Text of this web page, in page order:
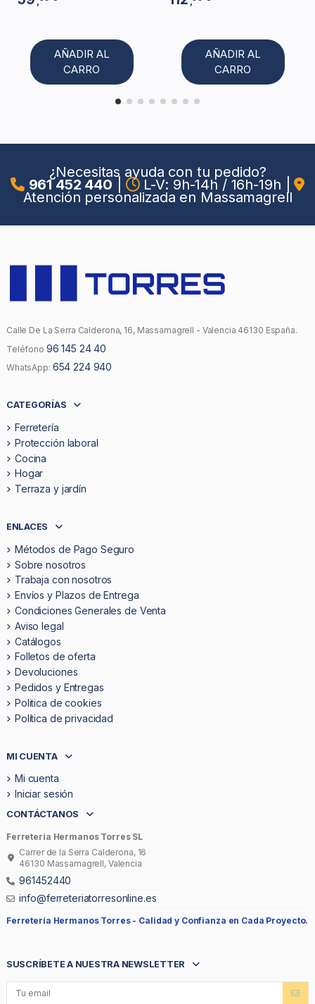
AÑADIR AL
CARRO
AÑADIR AL
CARRO
¿Necesitas ayuda con tu pedido?
961 452 440 L-V: 9h-14h / 16h-19h
Atención personalizada en Massamagrell
Calle De La Serra Calderona, 16, Massamagrell - Valencia 46130 España.
Teléfono 96 145 24 40
WhatsApp: 654 224 940
CATEGORÍAS
Ferretería
Protección laboral
Cocina
Hogar
Terraza y jardín
ENLACES
Métodos de Pago Seguro
Sobre nosotros
Trabaja con nosotros
Envíos y Plazos de Entrega
Condiciones Generales de Venta
Aviso legal
Catálogos
Folletos de oferta
Devoluciones
Pedidos y Entregas
Politica de cookies
Política de privacidad
MI CUENTA
Mi cuenta
Iniciar sesión
CONTÁCTANOS
Ferretería Hermanos Torres SL
Carrer de la Serra Calderona, 16
46130 Massamagrell, Valencia
961452440
info@ferreteriatorresonline.es
Ferretería Hermanos Torres - Calidad y Confianza en Cada Proyecto.
SUSCRÍBETE A NUESTRA NEWSLETTER